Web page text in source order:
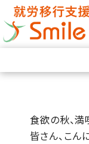
食欲の秋、満
皆さん、こん